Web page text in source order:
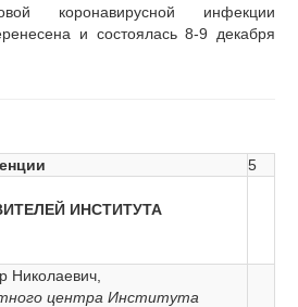
коронавирусной инфекции
и состоялась 8-9 декабря
5
ИНСТИТУТА
Николаевич,
центра Института